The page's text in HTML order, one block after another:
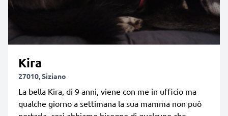
Kira
27010, Siziano
La bella Kira, di 9 anni, viene con me in ufficio ma
qualche giorno a settimana la sua mamma non può